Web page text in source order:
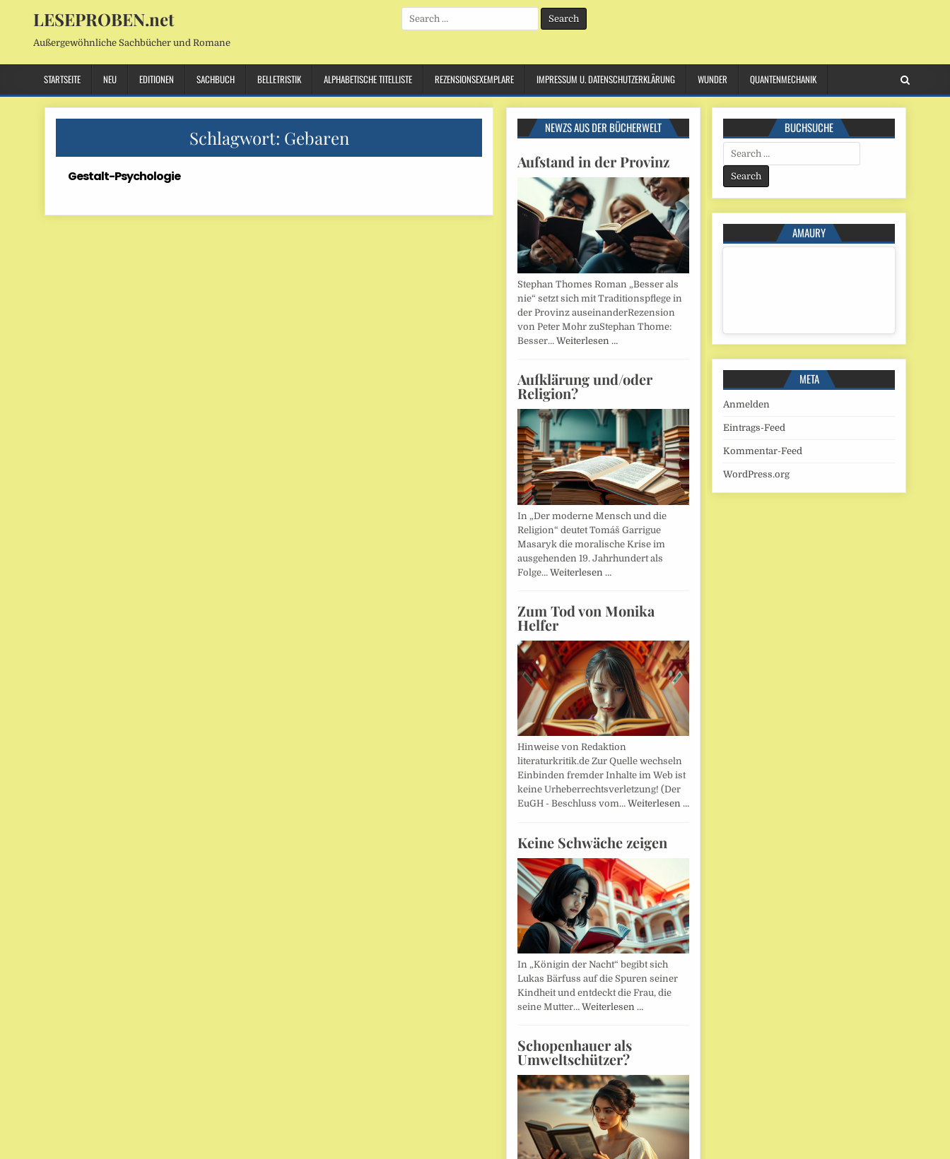
LESEPROBEN.net
Außergewöhnliche Sachbücher und Romane
Search
for:
STARTSEITE NEU EDITIONEN SACHBUCH BELLETRISTIK ALPHABETISCHE TITELLISTE REZENSIONSEXEMPLARE IMPRESSUM U. DATENSCHUTZERKLÄRUNG WUNDER QUANTENMECHANIK
Schlagwort: Gebaren
Gestalt-Psychologie
NEWZS AUS DER BÜCHERWELT
Aufstand in der Provinz
Stephan Thomes Roman „Besser als
nie“ setzt sich mit Traditionspflege in
der Provinz auseinanderRezension
von Peter Mohr zuStephan Thome:
Besser… Weiterlesen …
Aufklärung und/oder
Religion?
In „Der moderne Mensch und die
Religion“ deutet Tomáš Garrigue
Masaryk die moralische Krise im
ausgehenden 19. Jahrhundert als
Folge… Weiterlesen …
Zum Tod von Monika
Helfer
Hinweise von Redaktion
literaturkritik.de Zur Quelle wechseln
Einbinden fremder Inhalte im Web ist
keine Urheberrechtsverletzung! (Der
EuGH - Beschluss vom… Weiterlesen …
Keine Schwäche zeigen
In „Königin der Nacht“ begibt sich
Lukas Bärfuss auf die Spuren seiner
Kindheit und entdeckt die Frau, die
seine Mutter… Weiterlesen …
Schopenhauer als
Umweltschützer?
BUCHSUCHE
Search
for:
AMAURY
META
Anmelden
Eintrags-Feed
Kommentar-Feed
WordPress.org